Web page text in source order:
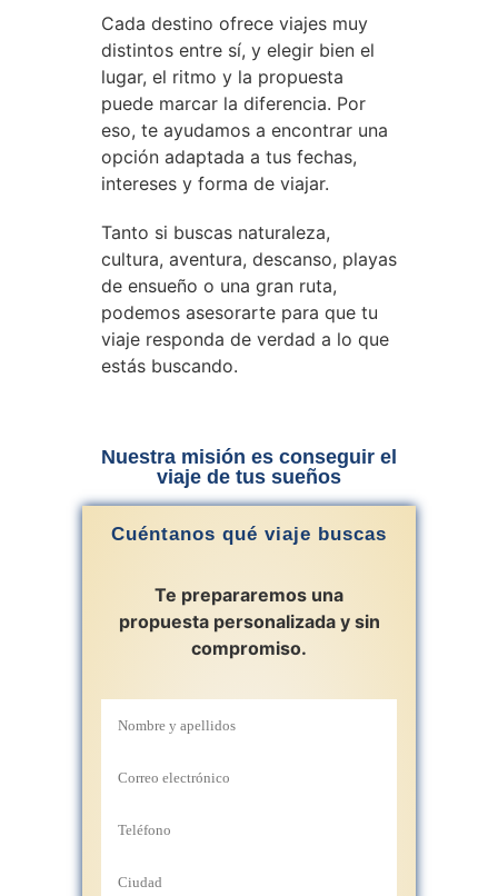
Cada destino ofrece viajes muy
distintos entre sí, y elegir bien el
lugar, el ritmo y la propuesta
puede marcar la diferencia. Por
eso, te ayudamos a encontrar una
opción adaptada a tus fechas,
intereses y forma de viajar.
Tanto si buscas naturaleza,
cultura, aventura, descanso, playas
de ensueño o una gran ruta,
podemos asesorarte para que tu
viaje responda de verdad a lo que
estás buscando.
Nuestra misión es conseguir el
viaje de tus sueños
Cuéntanos qué viaje buscas
Te prepararemos una
propuesta personalizada y sin
compromiso.